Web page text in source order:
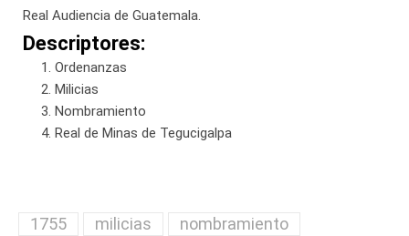
Real Audiencia de Guatemala.
Descriptores:
Ordenanzas
Milicias
Nombramiento
Real de Minas de Tegucigalpa
1755 milicias
nombramiento